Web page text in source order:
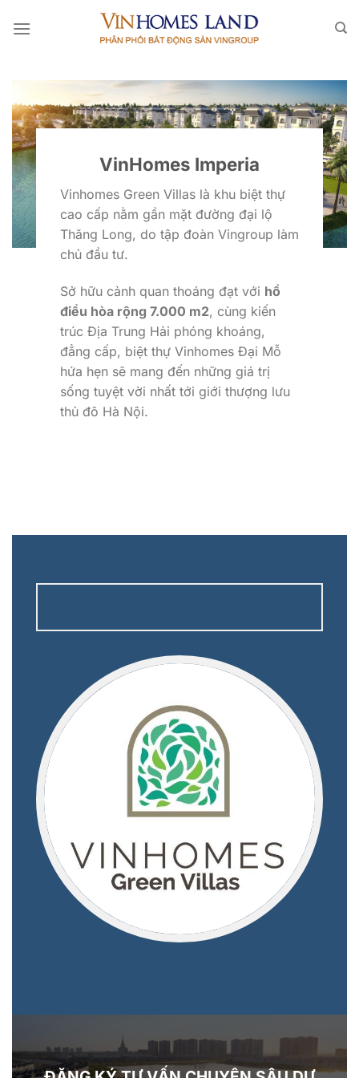
qua
VinHomes Imperia
Vinhomes Green Villas là khu biệt thự
cao cấp nằm gần mặt đường đại lộ
Thăng Long, do tập đoàn Vingroup làm
chủ đầu tư.
Sở hữu cảnh quan thoáng đạt với hồ
điều hòa rộng 7.000 m2, cùng kiến
trúc Địa Trung Hải phóng khoáng,
đẳng cấp, biệt thự Vinhomes Đại Mỗ
hứa hẹn sẽ mang đến những giá trị
sống tuyệt vời nhất tới giới thượng lưu
thủ đô Hà Nội.